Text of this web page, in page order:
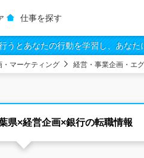
仕事を探す
うとあなたの行動を学習し、あなた
・マーケティング 経営・事業企画・エ
県×経営企画×銀行の転職情報